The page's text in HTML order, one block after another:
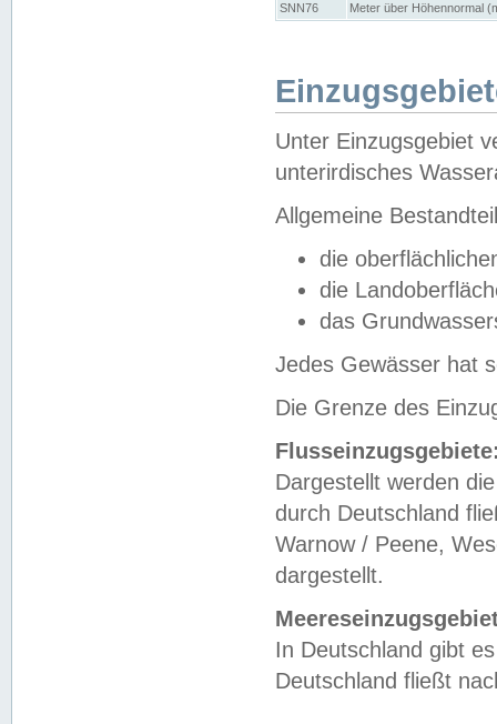
SNN76
Meter über Höhennormal
Unter Einzugsgebiet
unterirdisches
Allgemeine
die
die
das
Jedes Gewässer hat
Die Grenze des
Dargestellt werden
durch Deutschland
Warnow / Peene,
dargestellt.
In Deutschland gibt
Deutschland fließt